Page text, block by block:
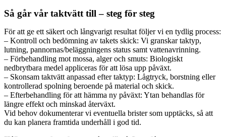
Så går vår taktvätt till – steg för steg
För att ge ett säkert och långvarigt resultat följer vi en tydlig process:
– Kontroll och bedömning av takets skick: Vi granskar taktyp,
lutning, pannornas/beläggningens status samt vattenavrinning.
– Förbehandling mot mossa, alger och smuts: Biologiskt
nedbrytbara medel appliceras för att lösa upp påväxt.
– Skonsam taktvätt anpassad efter taktyp: Lågtryck, borstning eller
kontrollerad spolning beroende på material och skick.
– Efterbehandling för att hämma ny påväxt: Ytan behandlas för
längre effekt och minskad återväxt.
Vid behov dokumenterar vi eventuella brister som upptäcks, så att
du kan planera framtida underhåll i god tid.